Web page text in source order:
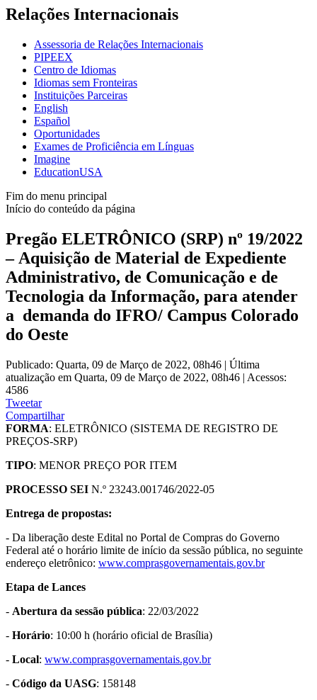
Relações Internacionais
Assessoria de Relações Internacionais
PIPEEX
Centro de Idiomas
Idiomas sem Fronteiras
Instituições Parceiras
English
Español
Oportunidades
Exames de Proficiência em Línguas
Imagine
EducationUSA
Fim do menu principal
Início do conteúdo da página
Pregão ELETRÔNICO (SRP) nº 19/2022
– Aquisição de Material de Expediente
Administrativo, de Comunicação e de
Tecnologia da Informação, para atender
a demanda do IFRO/ Campus Colorado
do Oeste
Publicado: Quarta, 09 de Março de 2022, 08h46 | Última
atualização em Quarta, 09 de Março de 2022, 08h46 | Acessos:
4586
Tweetar
Compartilhar
FORMA: ELETRÔNICO (SISTEMA DE REGISTRO DE
PREÇOS-SRP)
TIPO: MENOR PREÇO POR ITEM
PROCESSO SEI N.º 23243.001746/2022-05
Entrega de propostas:
- Da liberação deste Edital no Portal de Compras do Governo
Federal até o horário limite de início da sessão pública, no seguinte
endereço eletrônico: www.comprasgovernamentais.gov.br
Etapa de Lances
- Abertura da sessão pública: 22/03/2022
- Horário: 10:00 h (horário oficial de Brasília)
- Local: www.comprasgovernamentais.gov.br
- Código da UASG: 158148